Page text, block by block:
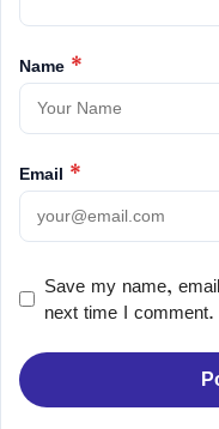
Name *
Email *
Save my name,
next time I comment.